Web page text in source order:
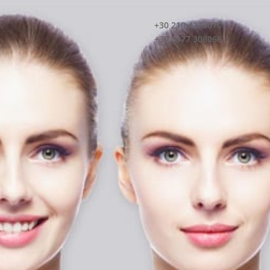
+30 210 4226070
+30 6977 308066